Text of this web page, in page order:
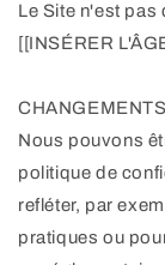
Le Site n'est pas
[[INSÉRER
CHANGEMENTS
Nous pouvons
politique de
refléter, par
pratiques ou